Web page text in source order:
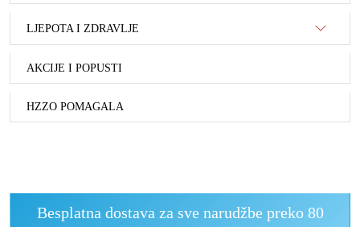
LJEPOTA I ZDRAVLJE
AKCIJE I POPUSTI
HZZO POMAGALA
Besplatna dostava za sve narudžbe preko 80